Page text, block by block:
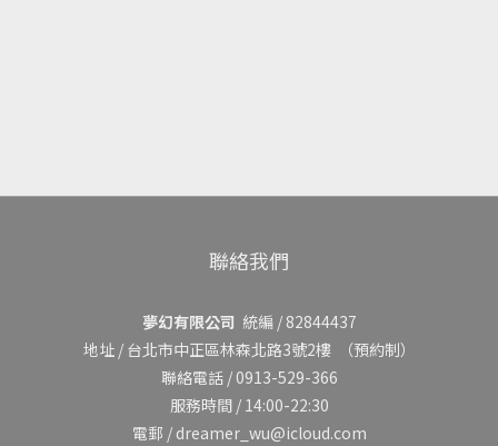
聯絡我們
夢幻有限公司 統編 / 82844437
地址 / 台北市中正區林森北路3號2樓（預約制）
聯絡電話 / 0913-529-366
服務時間 / 14:00-22:30
電郵 / dreamer_wu@icloud.com